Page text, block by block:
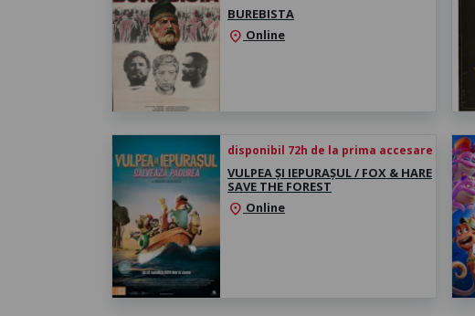
BUREBISTA
location_on Online
disponibil 72h de la prima accesare
VULPEA ȘI IEPURAȘUL / FOX & HARE
SAVE THE FOREST
location_on Online